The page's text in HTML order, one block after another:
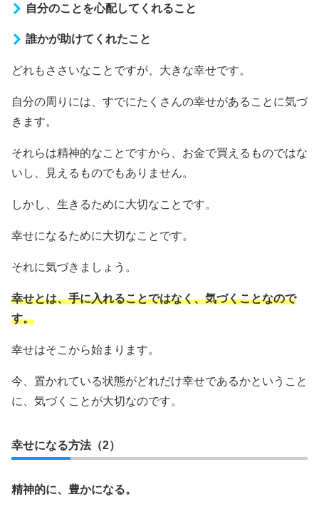
自分のことを心配してくれること
誰かが助けてくれたこと
どれもささいなことですが、大きな幸せです。
自分の周りには、すでにたくさんの幸せがあることに気づ
きます。
それらは精神的なことですから、お金で買えるものではな
いし、見えるものでもありません。
しかし、生きるために大切なことです。
幸せになるために大切なことです。
それに気づきましょう。
幸せとは、手に入れることではなく、気づくことなので
す。
幸せはそこから始まります。
今、置かれている状態がどれだけ幸せであるかということ
に、気づくことが大切なのです。
幸せになる方法（2）
精神的に、豊かになる。